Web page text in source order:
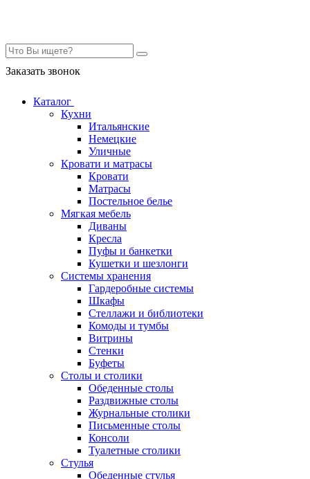
Заказать звонок
Каталог
Кухни
Итальянские
Немецкие
Уличные
Кровати и матрасы
Кровати
Матрасы
Постельное белье
Мягкая мебель
Диваны
Кресла
Пуфы и банкетки
Кушетки и шезлонги
Системы хранения
Гардеробные системы
Шкафы
Стеллажи и библиотеки
Комоды и тумбы
Витрины
Стенки
Буфеты
Столы и столики
Обеденные столы
Раздвижные столы
Журнальные столики
Письменные столы
Консоли
Туалетные столики
Стулья
Обеденные стулья